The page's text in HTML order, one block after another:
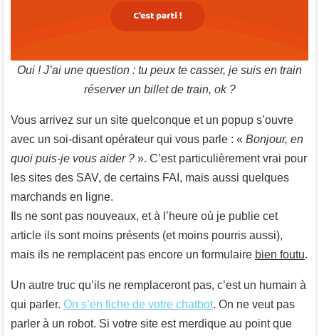
Oui ! J’ai une question : tu peux te casser, je suis en train
réserver un billet de train, ok ?
Vous arrivez sur un site quelconque et un popup s’ouvre
avec un soi-disant opérateur qui vous parle : « Bonjour, en
quoi puis-je vous aider ? ». C’est particulièrement vrai pour
les sites des SAV, de certains FAI, mais aussi quelques
marchands en ligne.
Ils ne sont pas nouveaux, et à l’heure où je publie cet
article ils sont moins présents (et moins pourris aussi),
mais ils ne remplacent pas encore un formulaire bien foutu.
Un autre truc qu’ils ne remplaceront pas, c’est un humain à
qui parler. On s’en fiche de votre chatbot. On ne veut pas
parler à un robot. Si votre site est merdique au point que